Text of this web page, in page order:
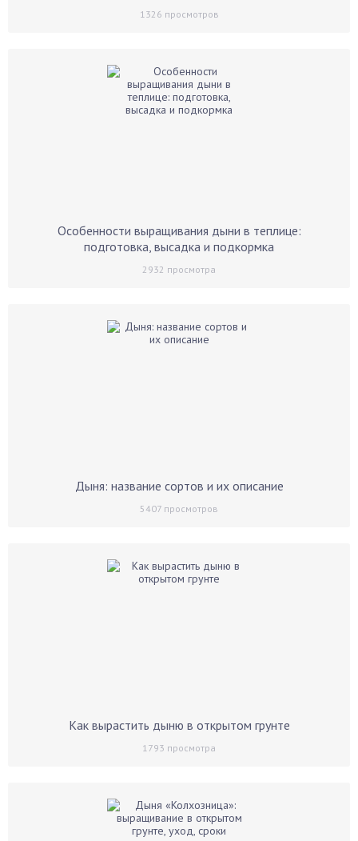
1326 просмотров
Особенности выращивания дыни в теплице:
подготовка, высадка и подкормка
2932 просмотра
Дыня: название сортов и их описание
5407 просмотров
Как вырастить дыню в открытом грунте
1793 просмотра